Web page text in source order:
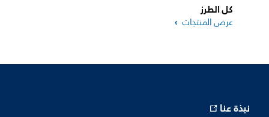
كل الطرز
عرض المنتجات
نبذة عنا